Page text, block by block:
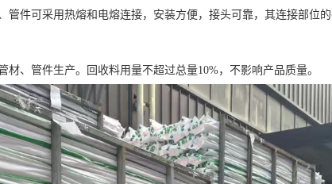
管件可采用热熔和电熔连接，安装方便，接头可靠，其连接部位
、管件生产。回收料用量不超过总量10%，不影响产品质量。